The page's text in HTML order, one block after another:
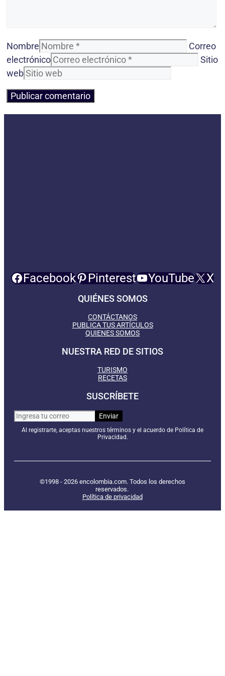
Nombre
Correo
electrónico
Sitio
web
Facebook Pinterest YouTube X
QUIÉNES SOMOS
CONTÁCTANOS
PUBLICA TUS ARTÍCULOS
QUIENES SOMOS
NUESTRA RED DE SITIOS
TURISMO
RECETAS
SUSCRÍBETE
Al registrarte, aceptas nuestros términos y el acuerdo de Política de
Privacidad.
©1998 - 2026 encolombia.com. Todos los derechos
reservados.
Política de privacidad